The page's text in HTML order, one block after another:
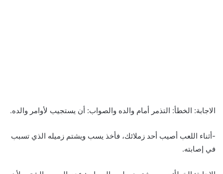
الاجابة: الخطأ: التذمر أمام والده والصواب: أن يستجيب لأوامر والده.
-أثناء اللعب أصيب أحد زملائك، فأخذ يسب ويشتم زميله الذي تسبب
في إصابته.